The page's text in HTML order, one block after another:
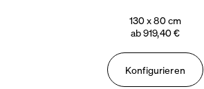
130 x 80 cm
ab 919,40 €
Konfigurieren